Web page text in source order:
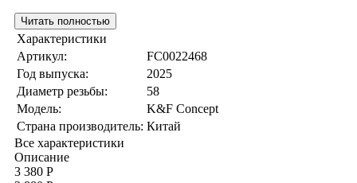
Читать полностью
Характеристики
Артикул:
FC0022468
Год выпуска:
2025
Диаметр резьбы:
58
Модель:
K&F Concept
Страна производитель: Китай
Все характеристики
Описание
3 380 Р